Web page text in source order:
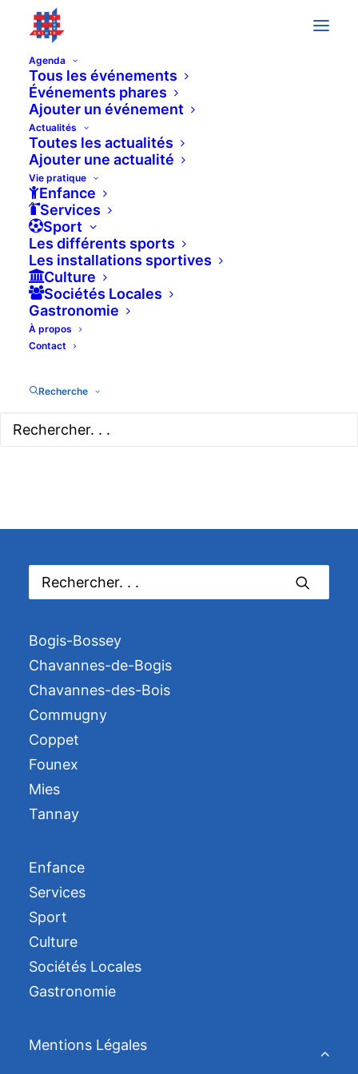
Agenda
Tous les événements
Événements phares
Ajouter un événement
Actualités
Toutes les actualités
Ajouter une actualité
Vie pratique
Enfance
Services
Sport
Les différents sports
Les installations sportives
Culture
Sociétés Locales
Gastronomie
À propos
Contact
Recherche
PreviousÉvénements
Bogis-Bossey
Chavannes-de-Bogis
Chavannes-des-Bois
Commugny
Coppet
Founex
Mies
Tannay
Enfance
Services
Sport
Culture
Sociétés Locales
Gastronomie
Mentions Légales